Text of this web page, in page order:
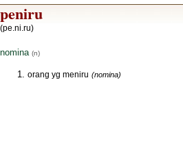
peniru
(pe.ni.ru)
nomina (n)
orang yg meniru (nomina)